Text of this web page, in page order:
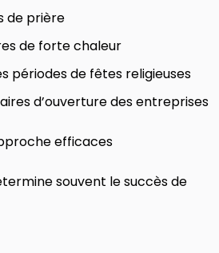
de prière
de forte chaleur
périodes de fêtes religieuses
d’ouverture des entreprises
efficaces
souvent le succès de